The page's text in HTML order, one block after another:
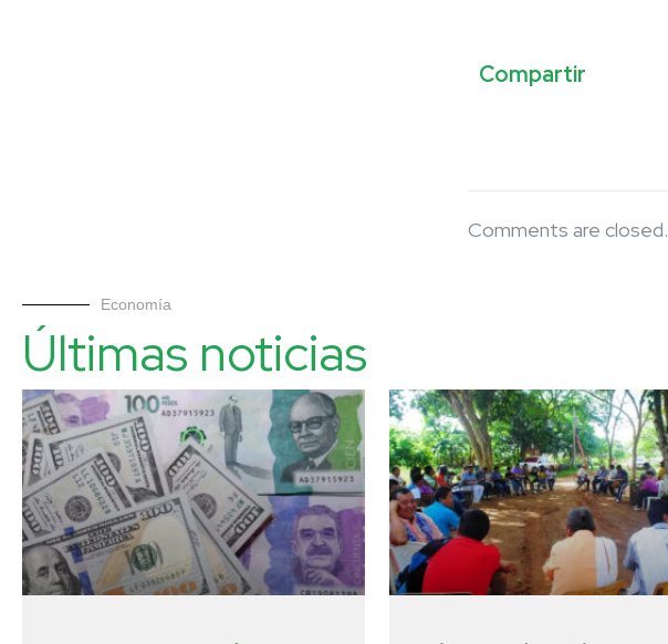
Compartir
Comments are closed.
Economía
Últimas noticias